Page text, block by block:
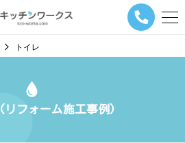
メ
ー
トイレ
(リフォーム施工事例)